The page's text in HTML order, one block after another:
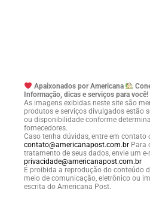
Apaixonados por Americana
Informação, dicas e serviços para você!
As imagens exibidas neste site são
produtos e serviços divulgados estão
ou disponibilidade conforme
fornecedores.
Caso tenha dúvidas, entre em contato
contato@americanapost.com.br Para
tratamento de seus dados, envie um
privacidade@americanapost.com.br
É proibida a reprodução do conteúdo
meio de comunicação, eletrônico ou
escrita do Americana Post.